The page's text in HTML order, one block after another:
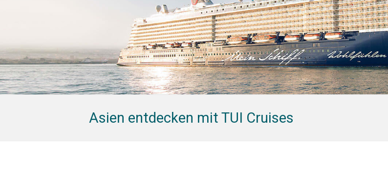
Asien entdecken mit TUI Cruises